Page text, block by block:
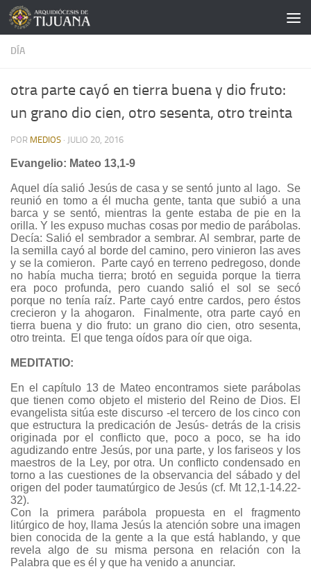
Saltar al contenido
DÍA
otra parte cayó en tierra buena y dio fruto:
un grano dio cien, otro sesenta, otro treinta
POR MEDIOS · JULIO 20, 2016
Evangelio: Mateo 13,1-9
Aquel día salió Jesús de casa y se sentó junto al lago. Se
reunió en tomo a él mucha gente, tanta que subió a una
barca y se sentó, mientras la gente estaba de pie en la
orilla. Y les expuso muchas cosas por medio de parábolas.
Decía: Salió el sembrador a sembrar. Al sembrar, parte de
la semilla cayó al borde del camino, pero vinieron las aves
y se la comieron. Parte cayó en terreno pedregoso, donde
no había mucha tierra; brotó en seguida porque la tierra
era poco profunda, pero cuando salió el sol se secó
porque no tenía raíz. Parte cayó entre cardos, pero éstos
crecieron y la ahogaron. Finalmente, otra parte cayó en
tierra buena y dio fruto: un grano dio cien, otro sesenta,
otro treinta. El que tenga oídos para oír que oiga.
MEDITATIO:
En el capítulo 13 de Mateo encontramos siete parábolas
que tienen como objeto el misterio del Reino de Dios. El
evangelista sitúa este discurso -el tercero de los cinco con
que estructura la predicación de Jesús- detrás de la crisis
originada por el conflicto que, poco a poco, se ha ido
agudizando entre Jesús, por una parte, y los fariseos y los
maestros de la Ley, por otra. Un conflicto condensado en
torno a las cuestiones de la observancia del sábado y del
origen del poder taumatúrgico de Jesús (cf. Mt 12,1-14.22-
32).
Con la primera parábola propuesta en el fragmento
litúrgico de hoy, llama Jesús la atención sobre una imagen
bien conocida de la gente a la que está hablando, y que
revela algo de su misma persona en relación con la
Palabra que es él y que ha venido a anunciar.